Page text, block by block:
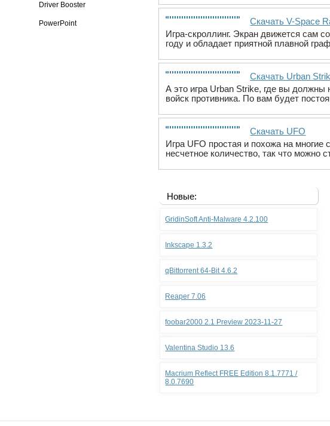
Driver Booster
PowerPoint
Скачать V-Space
Игра-скроллинг. Экран движется сам
году и обладает приятной плавной
Скачать Urban
А это игра Urban Strike, где вы
войск противника. По вам будет
Скачать UFO
Игра UFO простая и похожа на многие
несчетное количество, так что можно
Новые:
GridinSoft Anti-Malware 4.2.100
Inkscape 1.3.2
qBittorrent 64-Bit 4.6.2
Reaper 7.06
foobar2000 2.1 Preview 2023-11-27
Valentina Studio 13.6
Macrium Reflect FREE Edition 8.1.7771 /
8.0.7690